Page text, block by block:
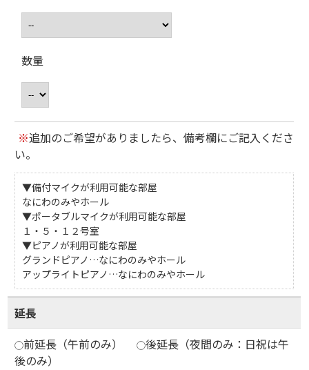
数量
※追加のご希望がありましたら、備考欄にご記入くださ
い。
▼備付マイクが利用可能な部屋
なにわのみやホール
▼ポータブルマイクが利用可能な部屋
１・５・１２号室
▼ピアノが利用可能な部屋
グランドピアノ…なにわのみやホール
アップライトピアノ…なにわのみやホール
延長
前延長（午前のみ）
後延長（夜間のみ：日祝は午
後のみ）